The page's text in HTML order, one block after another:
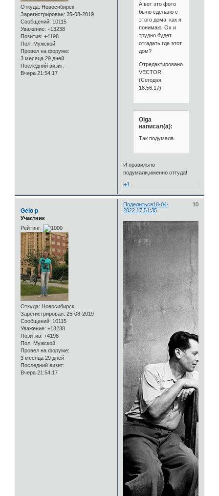
Откуда: Новосибирск
Зарегистрирован: 25-08-2019
Сообщений: 10115
Уважение: +13238
Позитив: +4198
Пол: Мужской
Провел на форуме:
3 месяца 29 дней
Последний визит:
Вчера 21:54:17
А вот это фото
было сделано с
этого дома, как я
понимаю: Ох и
трудно будет
отгадать где этот
дом?
Отредактировано
VECTOR
(Сегодня
16:56:17)
Olga
написал(а):
Так подумала.
И правильно
подумали,именно оттуда!
+1
Поделиться 10
18-04-
2022 17:51:35
Gelo p
Участник
Рейтинг:
Откуда: Новосибирск
Зарегистрирован: 25-08-2019
Сообщений: 10115
Уважение: +13238
Позитив: +4198
Пол: Мужской
Провел на форуме:
3 месяца 29 дней
Последний визит:
Вчера 21:54:17